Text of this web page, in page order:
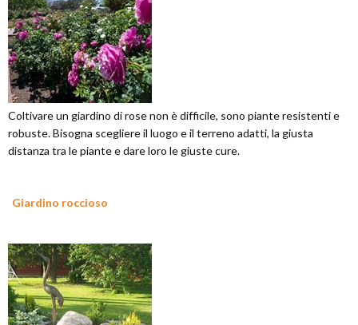
Coltivare un giardino di rose non è difficile, sono piante resistenti e
robuste. Bisogna scegliere il luogo e il terreno adatti, la giusta
distanza tra le piante e dare loro le giuste cure.
Giardino roccioso